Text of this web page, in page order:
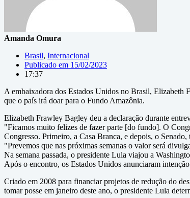
Amanda Omura
Brasil, Internacional
Publicado em 15/02/2023
17:37
A embaixadora dos Estados Unidos no Brasil, Elizabeth
que o país irá doar para o Fundo Amazônia.
Elizabeth Frawley Bagley deu a declaração durante
"Ficamos muito felizes de fazer parte [do fundo]. O
Congresso. Primeiro, a Casa Branca, e depois, o
"Prevemos que nas próximas semanas o valor será
Na semana passada, o presidente Lula viajou a
Após o encontro, os Estados Unidos anunciaram
Criado em 2008 para financiar projetos de redução do
tomar posse em janeiro deste ano, o presidente Lula